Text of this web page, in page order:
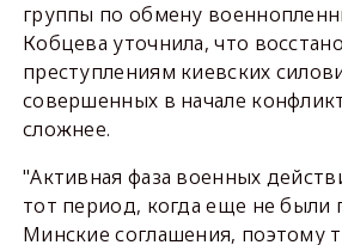
группы по обмену
Кобцева уточнила, что
преступлениям киевских
совершенных в начале
сложнее.
"Активная фаза военных
тот период, когда еще не были
Минские соглашения, поэтому